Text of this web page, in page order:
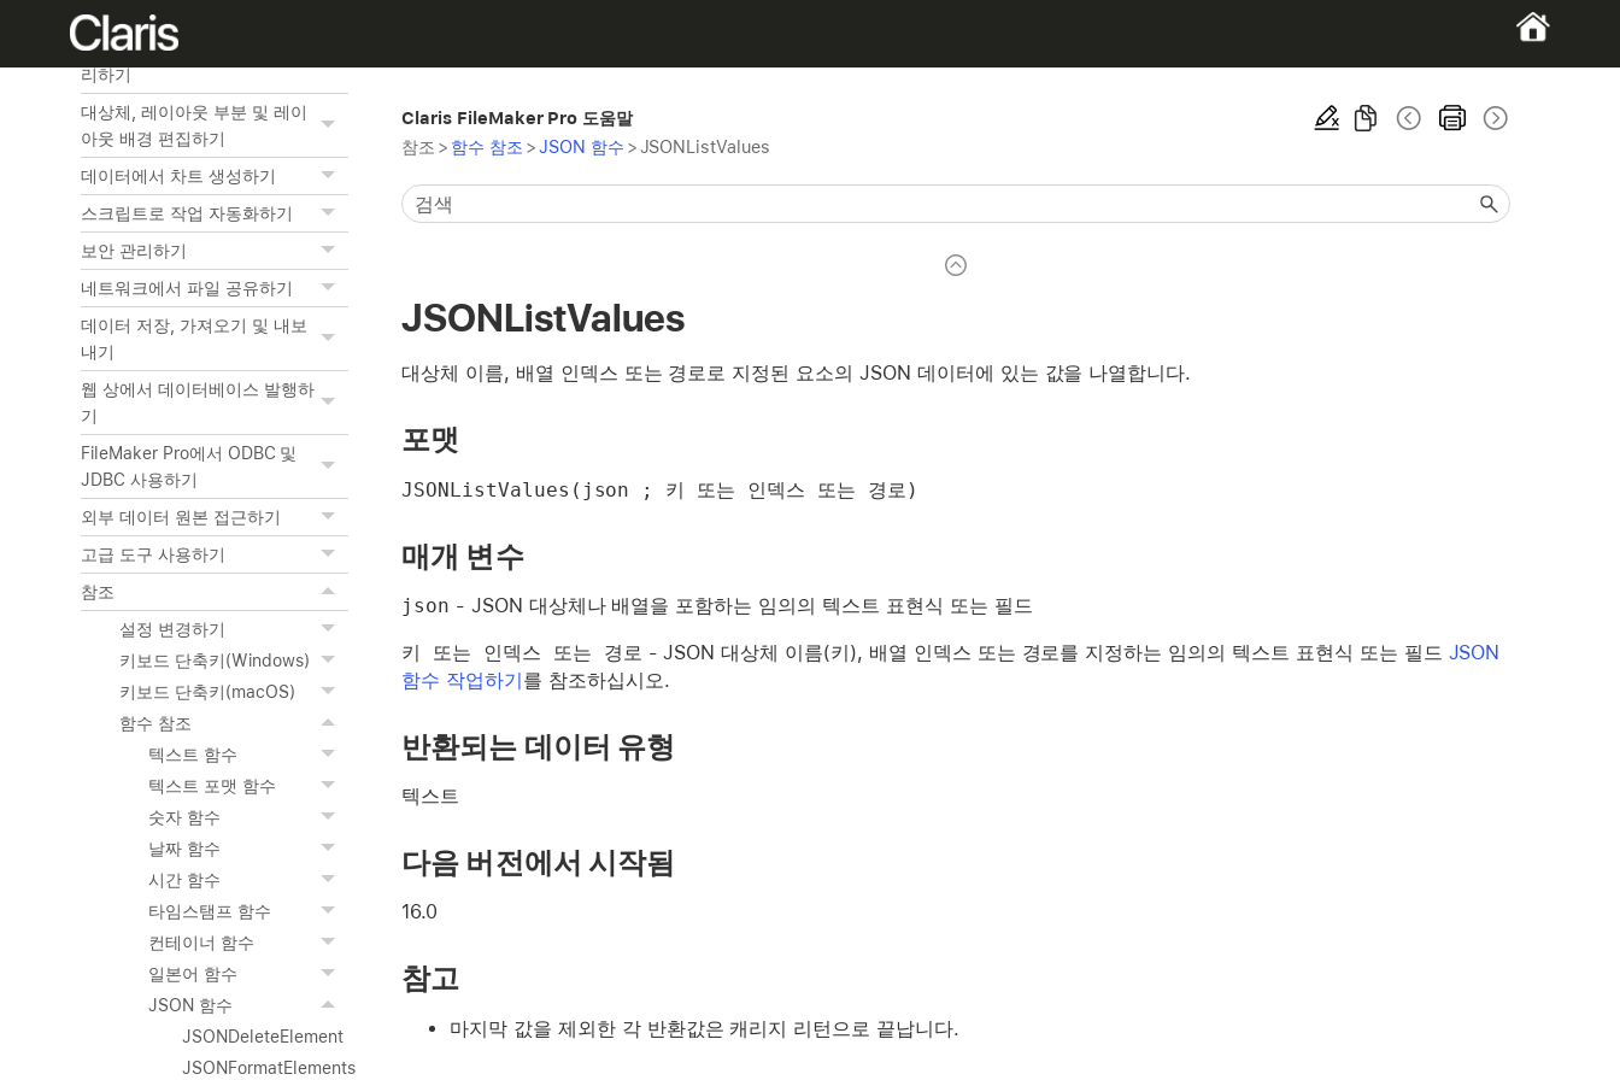
관련 테이블 작업하기
레이아웃과 리포트 생성 및 관
리하기
대상체, 레이아웃 부분 및 레이
아웃 배경 편집하기
데이터에서 차트 생성하기
스크립트로 작업 자동화하기
보안 관리하기
네트워크에서 파일 공유하기
데이터 저장, 가져오기 및 내보
내기
웹 상에서 데이터베이스 발행하
기
FileMaker Pro에서 ODBC 및
JDBC 사용하기
외부 데이터 원본 접근하기
고급 도구 사용하기
참조
설정 변경하기
키보드 단축키(Windows)
키보드 단축키(macOS)
함수 참조
텍스트 함수
텍스트 포맷 함수
숫자 함수
날짜 함수
시간 함수
타임스탬프 함수
컨테이너 함수
일본어 함수
JSON 함수
JSONDeleteElement
JSONFormatElements
Claris FileMaker Pro 도움말
참조 > 함수 참조 >JSON 함수 >JSONListValues
JSONListValues
대상체 이름, 배열 인덱스 또는 경로로 지정된 요소의 JSON 데이터에 있는 값을 나열합니다.
포맷
JSONListValues(json ; 키 또는 인덱스 또는 경로)
매개 변수
json - JSON 대상체나 배열을 포함하는 임의의 텍스트 표현식 또는 필드
키 또는 인덱스 또는 경로 - JSON 대상체 이름(키), 배열 인덱스 또는 경로를 지정하는 임의의 텍스트 표현식 또는 필드 JSON
함수 작업하기를 참조하십시오.
반환되는 데이터 유형
텍스트
다음 버전에서 시작됨
16.0
참고
마지막 값을 제외한 각 반환값은 캐리지 리턴으로 끝납니다.